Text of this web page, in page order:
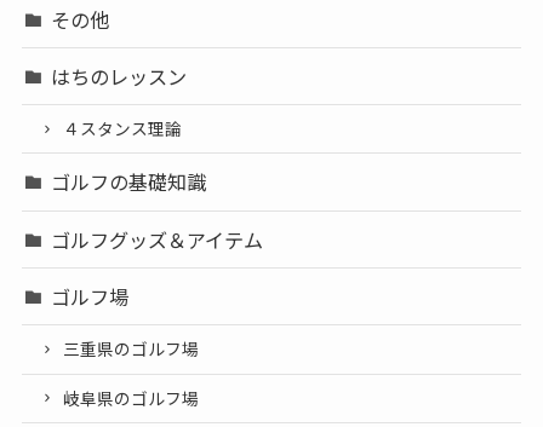
その他
はちのレッスン
４スタンス理論
ゴルフの基礎知識
ゴルフグッズ＆アイテム
ゴルフ場
三重県のゴルフ場
岐阜県のゴルフ場